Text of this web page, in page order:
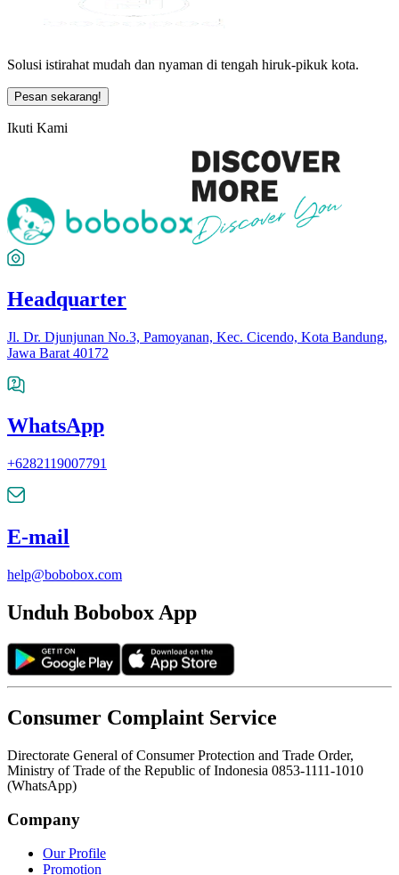
Solusi istirahat mudah dan nyaman di tengah hiruk-pikuk kota.
Pesan sekarang!
Ikuti Kami
Headquarter
Jl. Dr. Djunjunan No.3, Pamoyanan, Kec. Cicendo, Kota Bandung,
Jawa Barat 40172
WhatsApp
+6282119007791
E-mail
help@bobobox.com
Unduh Bobobox App
Consumer Complaint Service
Directorate General of Consumer Protection and Trade Order,
Ministry of Trade of the Republic of Indonesia 0853-1111-1010
(WhatsApp)
Company
Our Profile
Promotion